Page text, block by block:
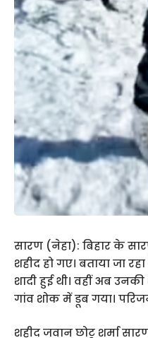
सारण (नेहा): बिहार के
शहीद हो गए। बताया जा
शादी हुई थी। वहीं अब
गांव शोक में डूब गया।
शहीद जवान छोटू शर्मा